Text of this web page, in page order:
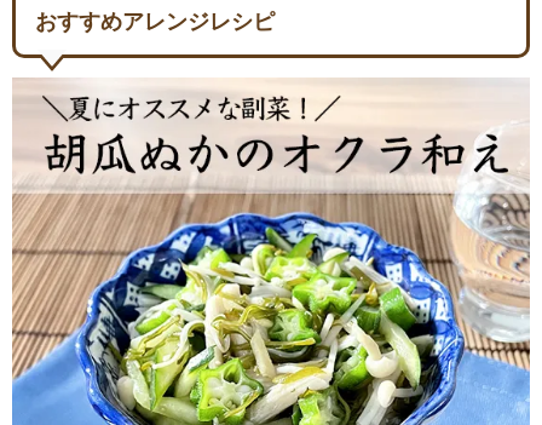
おすすめアレンジレシピ